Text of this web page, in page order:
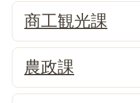
商工観光課
農政課